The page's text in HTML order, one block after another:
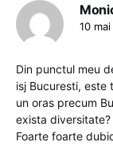
10
Din punctul meu
isj Bucuresti,
un oras precum
exista
Foarte foarte